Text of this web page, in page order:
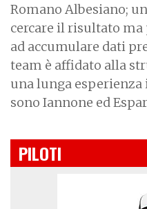
Romano Albesiano;
cercare il risultato
ad accumulare dati
team è affidato alla
una lunga esperienza
sono Iannone ed
PILOTI